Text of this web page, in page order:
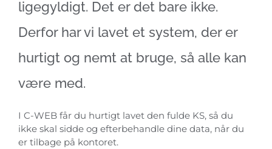
ligegyldigt. Det er det bare ikke.
Derfor har vi lavet et system, der er
hurtigt og nemt at bruge, så alle kan
være med.
I C-WEB får du hurtigt lavet den fulde KS, så du
ikke skal sidde og efterbehandle dine data, når du
er tilbage på kontoret.